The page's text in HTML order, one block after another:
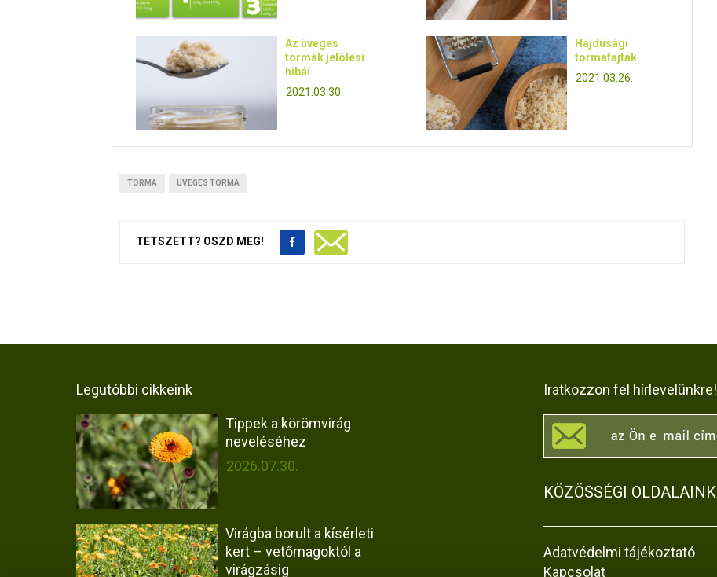
Az üveges
tormák jelölési
hibái
2021.03.30.
Hajdúsági
tormafajták
2021.03.26.
TORMA ÜVEGES TORMA
TETSZETT? OSZD MEG!
Legutóbbi cikkeink
Tippek a körömvirág
neveléséhez
2026.07.30.
Virágba borult a kísérleti
kert – vetőmagoktól a
virágzásig
Iratkozzon fel hírlevelünkre!
KÖZÖSSÉGI OLDALAINK
Adatvédelmi tájékoztató
Kapcsolat